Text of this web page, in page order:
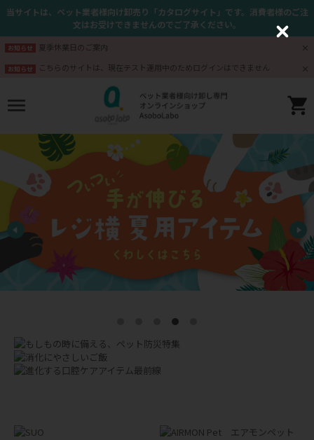
当サイトは、ペット業者様向け卸売り「カタログサイト」です。消費者様のご注
文はお受けできませんのでご了承ください。
お知らせ 夏季休業日のご案内
お知らせ こちらのサイトは、現在テスト運用中のためログインはできません
C